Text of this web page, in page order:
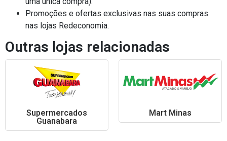
Promoções e ofertas exclusivas nas suas compras
nas lojas Redeconomia.
Outras lojas relacionadas
Supermercados
Guanabara
Mart Minas